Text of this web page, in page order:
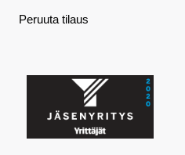
Peruuta tilaus